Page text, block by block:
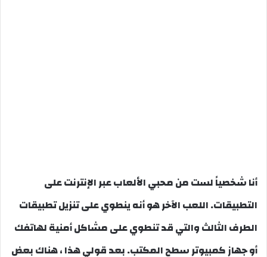
أنا شخصياً لست من محبي الألعاب عبر الإنترنت على
التطبيقات. اللعب الآخر هو أنه ينطوي على تنزيل تطبيقات
الطرف الثالث والتي قد تنطوي على مشاكل أمنية لهاتفك
أو جهاز كمبيوتر سطح المكتب. بعد قولي هذا ، هناك بعض